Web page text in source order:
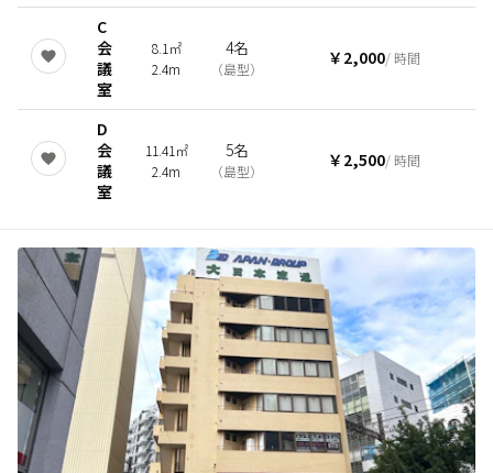
C
会
議
室
8.1㎡
2.4m
4名
（島型）
￥2,000/ 時間
D
会
議
室
11.41㎡
2.4m
5名
（島型）
￥2,500/ 時間